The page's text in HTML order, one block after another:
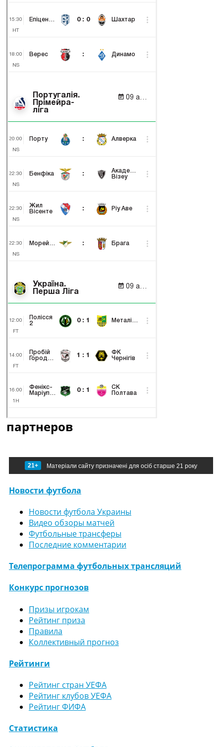
партнеров
21+ Матеріали сайту призначені для осіб старше 21 року
Новости футбола
Новости футбола Украины
Видео обзоры матчей
Футбольные трансферы
Последние комментарии
Телепрограмма футбольных трансляций
Конкурс прогнозов
Призы игрокам
Рейтинг приза
Правила
Коллективный прогноз
Рейтинги
Рейтинг стран УЕФА
Рейтинг клубов УЕФА
Рейтинг ФИФА
Статистика